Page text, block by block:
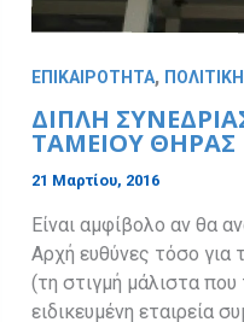
ΕΠΙΚΑΙΡΟΤΗΤΑ, ΠΟΛΙΤΙΚΗ
ΔΙΠΛΗ
ΤΑΜΕΙΟΥ ΘΗΡΑΣ
21 Μαρτίου, 2016
Είναι αμφίβολο αν θα
Αρχή ευθύνες τόσο για
(τη στιγμή μάλιστα που
ειδικευμένη εταιρεία